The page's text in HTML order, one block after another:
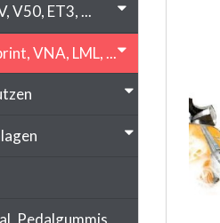
V50, ET3, ...
VNA, LML, ...
Pedalgummis